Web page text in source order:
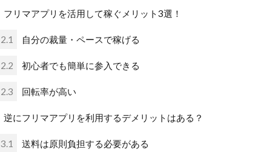
フリマアプリを活用して稼ぐメリット3選！
2.1 自分の裁量・ペースで稼げる
2.2 初心者でも簡単に参入できる
2.3 回転率が高い
逆にフリマアプリを利用するデメリットはある？
3.1 送料は原則負担する必要がある